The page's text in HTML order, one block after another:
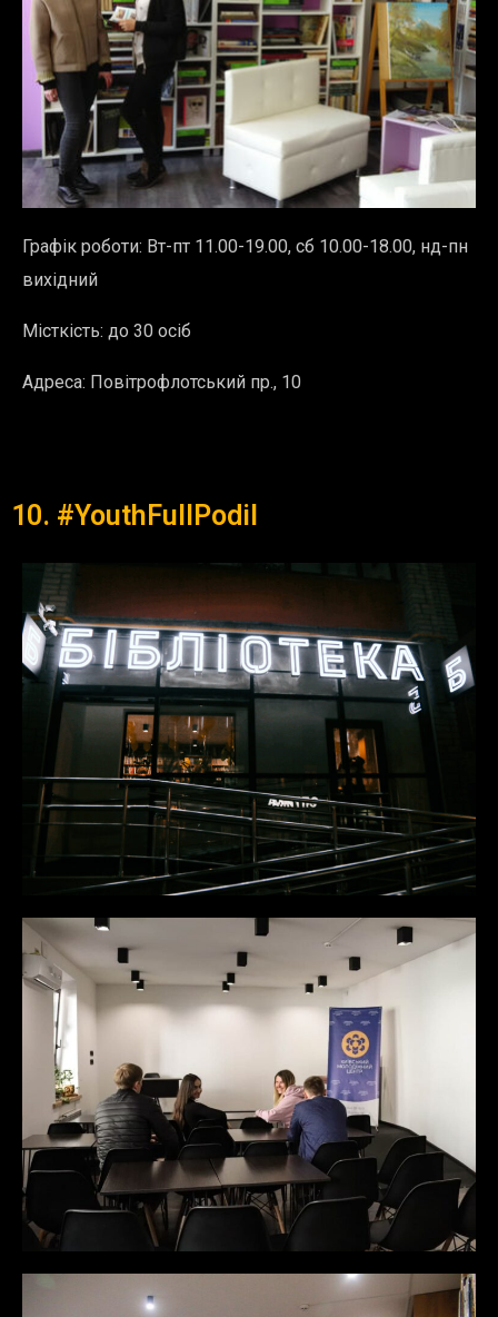
Графік роботи: Вт-пт 11.00-19.00, сб 10.00-18.00, нд-пн
вихідний
Місткість: до 30 осіб
Адреса: Повітрофлотський пр., 10
10. #YouthFullPodil